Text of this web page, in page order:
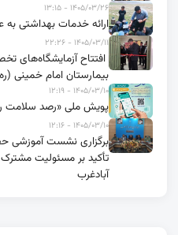
۱۴۰۵/۰۳/۲۶ - ۱۳:۱۵
ارائه خدمات بهداشتی به
۱۴۰۵/۰۳/۱۱ - ۲۲:۲۶
افتتاح آزمایشگاه‌های
بیمارستان امام خمینی
۱۴۰۵/۰۳/۱۰ - ۱۲:۱۹
پویش ملی «رصد سلامت
۱۴۰۵/۰۳/۱۰ - ۱۲:۱۶
برگزاری نشست آموزشی
تأکید بر مسئولیت
آبادغرب